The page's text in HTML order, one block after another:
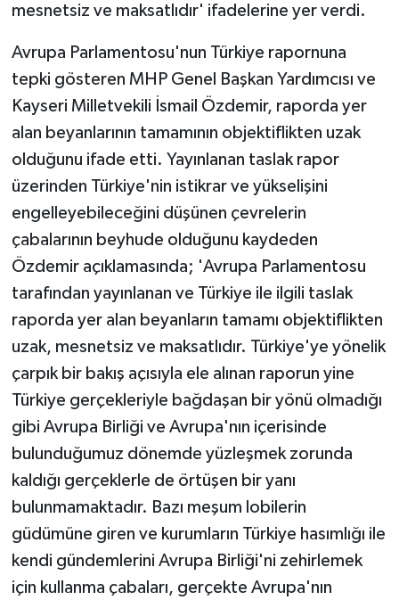
mesnetsiz ve maksatlıdır' ifadelerine yer verdi.
Avrupa Parlamentosu'nun Türkiye rapornuna
tepki gösteren MHP Genel Başkan Yardımcısı ve
Kayseri Milletvekili İsmail Özdemir, raporda yer
alan beyanlarının tamamının objektiflikten uzak
olduğunu ifade etti. Yayınlanan taslak rapor
üzerinden Türkiye'nin istikrar ve yükselişini
engelleyebileceğini düşünen çevrelerin
çabalarının beyhude olduğunu kaydeden
Özdemir açıklamasında; 'Avrupa Parlamentosu
tarafından yayınlanan ve Türkiye ile ilgili taslak
raporda yer alan beyanların tamamı objektiflikten
uzak, mesnetsiz ve maksatlıdır. Türkiye'ye yönelik
çarpık bir bakış açısıyla ele alınan raporun yine
Türkiye gerçekleriyle bağdaşan bir yönü olmadığı
gibi Avrupa Birliği ve Avrupa'nın içerisinde
bulunduğumuz dönemde yüzleşmek zorunda
kaldığı gerçeklerle de örtüşen bir yanı
bulunmamaktadır. Bazı meşum lobilerin
güdümüne giren ve kurumların Türkiye hasımlığı ile
kendi gündemlerini Avrupa Birliği'ni zehirlemek
için kullanma çabaları, gerçekte Avrupa'nın